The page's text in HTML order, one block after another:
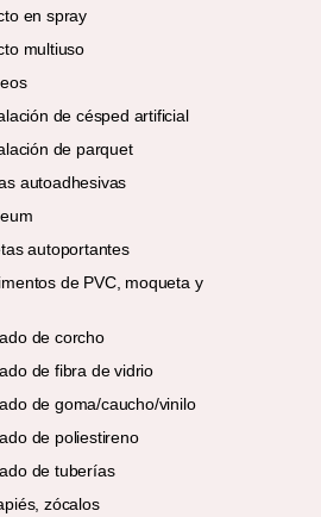
en spray
multiuso
de césped artificial
de parquet
autoadhesivas
autoportantes
de PVC, moqueta y
de corcho
de fibra de vidrio
de goma/caucho/vinilo
de poliestireno
de tuberías
zócalos